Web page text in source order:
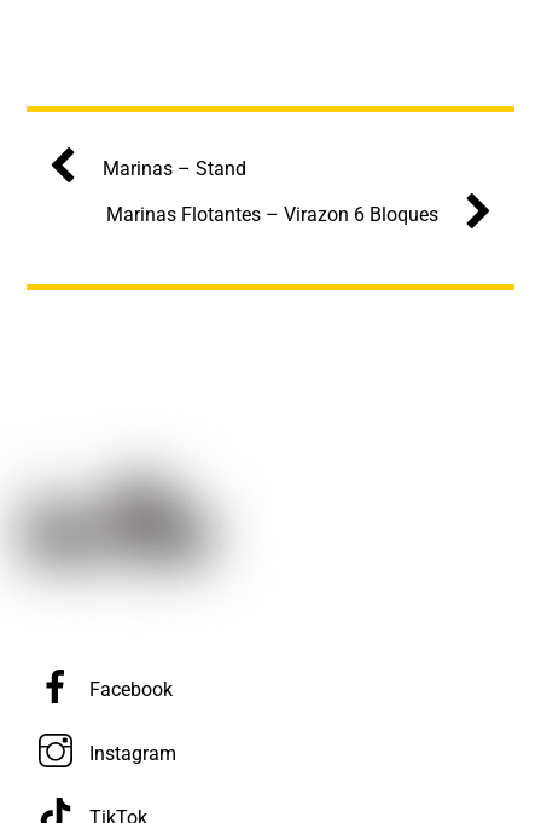
Marinas – Stand
Marinas Flotantes – Virazon 6 Bloques
Facebook
Instagram
TikTok